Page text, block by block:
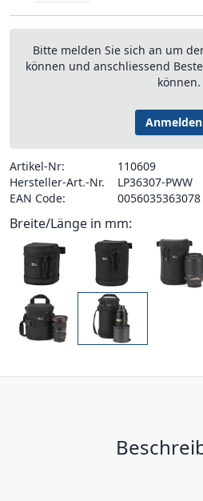
Bitte melden Sie sich an um
können und anschliessend
können.
Anmelden
Artikel-Nr:
110609
Hersteller-Art.-Nr.
LP36307-PWW
EAN Code:
0056035363078
Breite/Länge in mm: